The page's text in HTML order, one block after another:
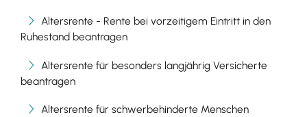
Altersrente - Rente bei vorzeitigem Eintritt in den
Ruhestand beantragen
Altersrente für besonders langjährig Versicherte
beantragen
Altersrente für schwerbehinderte Menschen